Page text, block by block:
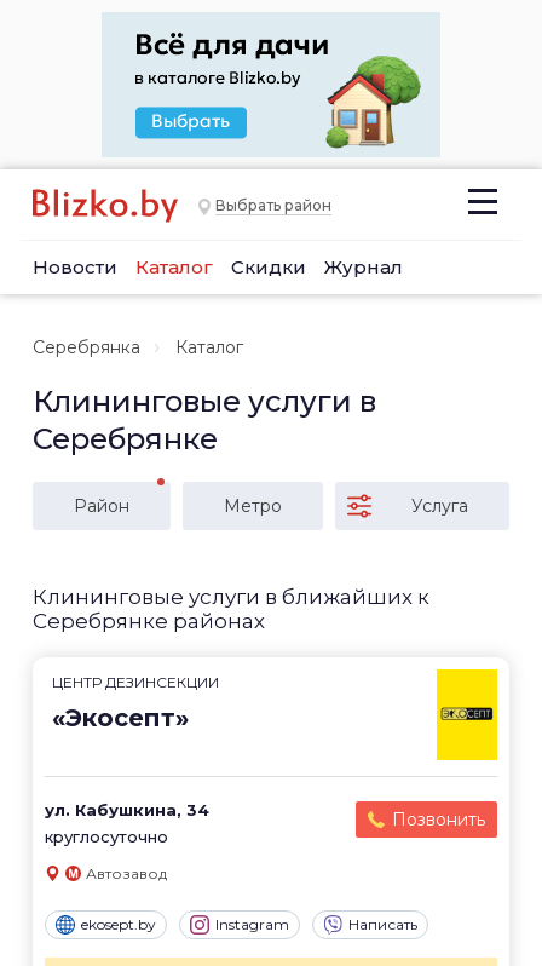
Выбрать район
Новости Каталог Скидки Журнал
Серебрянка Каталог
Клининговые услуги в
Серебрянке
Район Метро Услуга
Клининговые услуги в ближайших к
Серебрянке районах
ЦЕНТР ДЕЗИНСЕКЦИИ
«Экосепт»
ул. Кабушкина, 34
круглосуточно
Позвонить
Автозавод
ekosept.by Instagram Написать